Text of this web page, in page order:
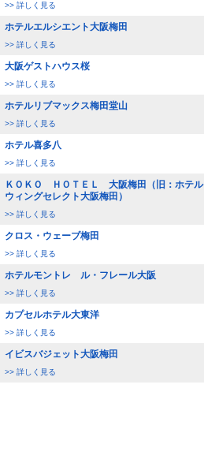
>> 詳しく見る
ホテルエルシエント大阪梅田
>> 詳しく見る
大阪ゲストハウス桜
>> 詳しく見る
ホテルリブマックス梅田堂山
>> 詳しく見る
ホテル喜多八
>> 詳しく見る
ＫＯＫＯ ＨＯＴＥＬ 大阪梅田（旧：ホテル
ウィングセレクト大阪梅田）
>> 詳しく見る
クロス・ウェーブ梅田
>> 詳しく見る
ホテルモントレ ル・フレール大阪
>> 詳しく見る
カプセルホテル大東洋
>> 詳しく見る
イビスバジェット大阪梅田
>> 詳しく見る